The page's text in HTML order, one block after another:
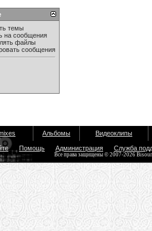
темы
на сообщения
файлы
сообщения
Альбомы Видеоклипы
Помощь Администрация Служба
Все права защищены © 2007-2026